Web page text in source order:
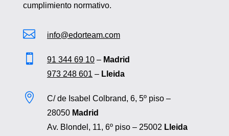
cumplimiento normativo.
 info@edorteam.com
 91 344 69 10– Madrid
973 248 601 – Lleida

C/ de Isabel Colbrand, 6, 5º piso –
28050 Madrid
Av. Blondel, 11, 6º piso – 25002 Lleida